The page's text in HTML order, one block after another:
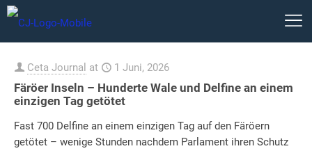
Ceta Journal at 1 Juni, 2026
Färöer Inseln – Hunderte Wale und Delfine an einem
einzigen Tag getötet
Fast 700 Delfine an einem einzigen Tag auf den Färöern
getötet – wenige Stunden nachdem Parlament ihren Schutz